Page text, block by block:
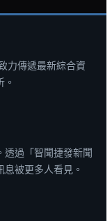
力傳遞最新綜合資
透過「智聞捷發新聞
被更多人看見。